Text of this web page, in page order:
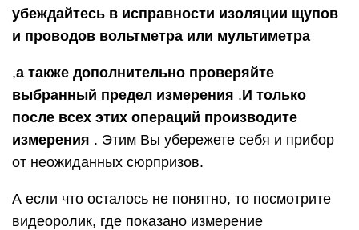
убеждайтесь в исправности изоляции щупов
и проводов вольтметра или мультиметра
,а также дополнительно проверяйте
выбранный предел измерения .И только
после всех этих операций производите
измерения . Этим Вы убережете себя и прибор
от неожиданных сюрпризов.
А если что осталось не понятно, то посмотрите
видеоролик, где показано измерение